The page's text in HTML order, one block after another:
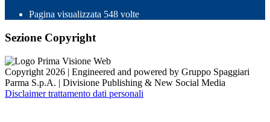
Pagina visualizzata 548 volte
Sezione Copyright
Copyright 2026 | Engineered and powered by Gruppo Spaggiari
Parma S.p.A. | Divisione Publishing & New Social Media
Disclaimer trattamento dati personali